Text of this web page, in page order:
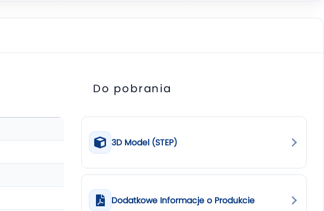
Do pobrania
3D Model (STEP)
Dodatkowe Informacje o Produkcie